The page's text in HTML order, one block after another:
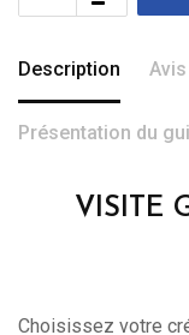
Description
Présentation du
VISITE
Choisissez votre